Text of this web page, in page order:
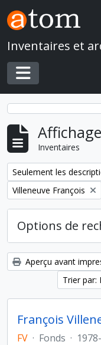
Skip to main content
Inventaires et
Toggle
Inventaires
Remove filter:
Seulement les
Remove filter:
Villeneuve François
Options de
Aperçu avant
Trier par:
FV · Fonds ·